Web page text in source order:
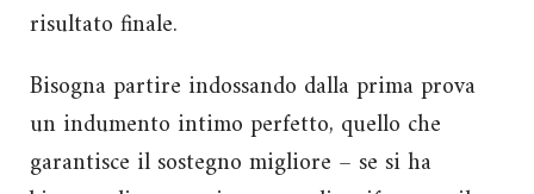
risultato finale.
Bisogna partire indossando dalla prima prova
un indumento intimo perfetto, quello che
garantisce il sostegno migliore – se si ha